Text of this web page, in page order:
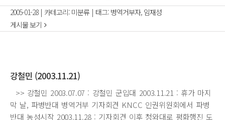
2005-01-28 | 카테고리: 미분류 | 태그: 병역거부자, 임재성
게시물 보기
강철민 (2003.11.21)
>> 강철민 2003.07.07 : 강철민 군입대 2003.11.21 : 휴가 마지
막 날, 파병반대 병역거부 기자회견 KNCC 인권위원회에서 파병
반대 농성시작 2003.11.28 : 기자회견 이후 청와대로 평화행진 도